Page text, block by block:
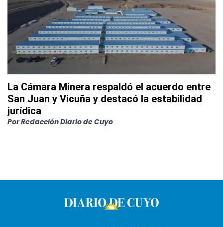
La Cámara Minera respaldó el acuerdo entre
San Juan y Vicuña y destacó la estabilidad
jurídica
PorRedacción Diario de Cuyo